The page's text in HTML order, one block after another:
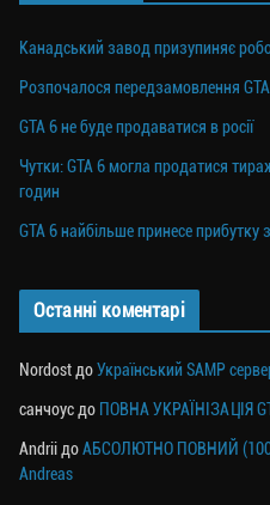
Канадський завод призупиняє
Розпочалося передзамовлення
GTA 6 не буде продаватися в росії
Чутки: GTA 6 могла продатися
годин
GTA 6 найбільше принесе
Останні коментарі
NordostдоУкраїнський SAMP
санчоусдо ПОВНА УКРАЇНІЗАЦІЯ
AndriiдоАБСОЛЮТНО ПОВНИЙ
Andreas